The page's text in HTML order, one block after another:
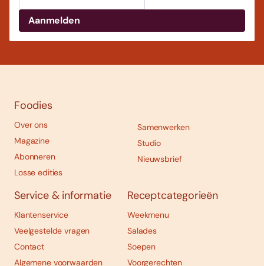
Foodies
Over ons
Magazine
Abonneren
Losse edities
Samenwerken
Studio
Nieuwsbrief
Service & informatie
Klantenservice
Veelgestelde vragen
Contact
Algemene voorwaarden
Receptcategorieën
Weekmenu
Salades
Soepen
Voorgerechten